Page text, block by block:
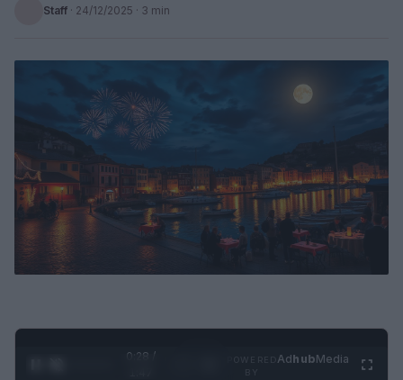
Staff · 24/12/2025 · 3 min
0:29 /
AdhubMedia